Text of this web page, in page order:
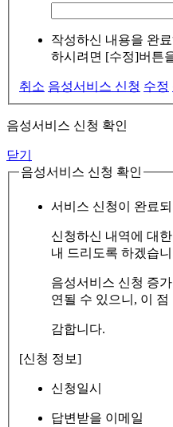
작성하신 내용을 완
하시려면 [수정]버튼
취소 음성서비스 신청 수정
음성서비스 신청 확인
닫기
음성서비스 신청 확인
서비스 신청이 완료
신청하신 내역에 대
내 드리도록 하겠습
음성서비스 신청 증
연될 수 있으니, 이
감합니다.
[신청 정보]
신청일시
답변받을 이메일